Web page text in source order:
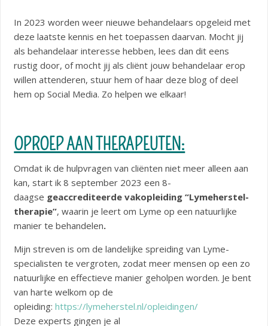
In 2023 worden weer nieuwe behandelaars opgeleid met
deze laatste kennis en het toepassen daarvan. Mocht jij
als behandelaar interesse hebben, lees dan dit eens
rustig door, of mocht jij als cliënt jouw behandelaar erop
willen attenderen, stuur hem of haar deze blog of deel
hem op Social Media. Zo helpen we elkaar!
OPROEP AAN THERAPEUTEN:
Omdat ik de hulpvragen van cliënten niet meer alleen aan
kan, start ik 8 september 2023 een 8-
daagse geaccrediteerde vakopleiding “Lymeherstel-
therapie”, waarin je leert om Lyme op een natuurlijke
manier te behandelen.
Mijn streven is om de landelijke spreiding van Lyme-
specialisten te vergroten, zodat meer mensen op een zo
natuurlijke en effectieve manier geholpen worden. Je bent
van harte welkom op de
opleiding:https://lymeherstel.nl/opleidingen/
Deze experts gingen je al